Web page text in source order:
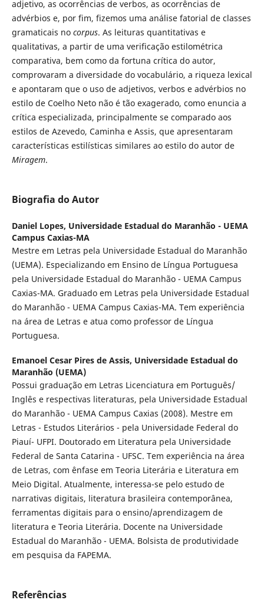
adjetivo, as ocorrências de verbos, as ocorrências de
advérbios e, por fim, fizemos uma análise fatorial de classes
gramaticais no corpus. As leituras quantitativas e
qualitativas, a partir de uma verificação estilométrica
comparativa, bem como da fortuna crítica do autor,
comprovaram a diversidade do vocabulário, a riqueza lexical
e apontaram que o uso de adjetivos, verbos e advérbios no
estilo de Coelho Neto não é tão exagerado, como enuncia a
crítica especializada, principalmente se comparado aos
estilos de Azevedo, Caminha e Assis, que apresentaram
características estilísticas similares ao estilo do autor de
Miragem.
Biografia do Autor
Daniel Lopes, Universidade Estadual do Maranhão - UEMA
Campus Caxias-MA
Mestre em Letras pela Universidade Estadual do Maranhão
(UEMA). Especializando em Ensino de Língua Portuguesa
pela Universidade Estadual do Maranhão - UEMA Campus
Caxias-MA. Graduado em Letras pela Universidade Estadual
do Maranhão - UEMA Campus Caxias-MA. Tem experiência
na área de Letras e atua como professor de Língua
Portuguesa.
Emanoel Cesar Pires de Assis, Universidade Estadual do
Maranhão (UEMA)
Possui graduação em Letras Licenciatura em Português/
Inglês e respectivas literaturas, pela Universidade Estadual
do Maranhão - UEMA Campus Caxias (2008). Mestre em
Letras - Estudos Literários - pela Universidade Federal do
Piauí- UFPI. Doutorado em Literatura pela Universidade
Federal de Santa Catarina - UFSC. Tem experiência na área
de Letras, com ênfase em Teoria Literária e Literatura em
Meio Digital. Atualmente, interessa-se pelo estudo de
narrativas digitais, literatura brasileira contemporânea,
ferramentas digitais para o ensino/aprendizagem de
literatura e Teoria Literária. Docente na Universidade
Estadual do Maranhão - UEMA. Bolsista de produtividade
em pesquisa da FAPEMA.
Referências